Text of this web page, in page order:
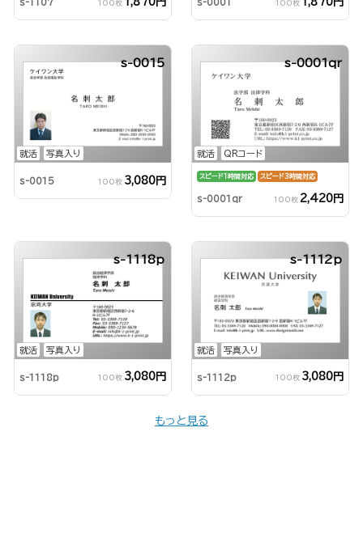
s-1107 100枚 s-0001 100枚
就活 写真入り
s-0015
s-0015 100枚 3,080円
就活 QRコード
s-0001qr
スピード1時間対応 スピード3時間対応
s-0001qr 100枚 2,420円
就活 写真入り
s-1118p
s-1118p 100枚 3,080円
就活 写真入り
s-1112p
s-1112p 100枚 3,080円
もっと見る